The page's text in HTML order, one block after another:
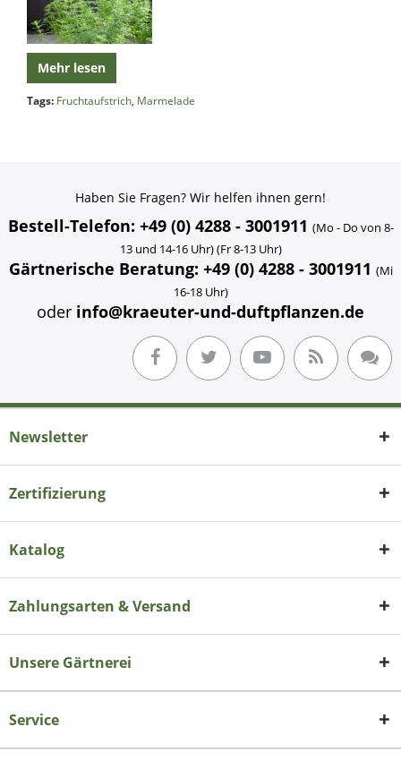
Mehr lesen
Tags: Fruchtaufstrich, Marmelade
Haben Sie Fragen? Wir helfen ihnen gern!
Bestell-Telefon: +49 (0) 4288 - 3001911 (Mo - Do von 8-
13 und 14-16 Uhr) (Fr 8-13 Uhr)
Gärtnerische Beratung: +49 (0) 4288 - 3001911 (Mi
16-18 Uhr)
oder info@kraeuter-und-duftpflanzen.de
Newsletter
Zertifizierung
Katalog
Zahlungsarten & Versand
Unsere Gärtnerei
Service